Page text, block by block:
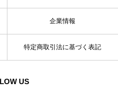
企業情報
特定商取引法に基づく表記
US